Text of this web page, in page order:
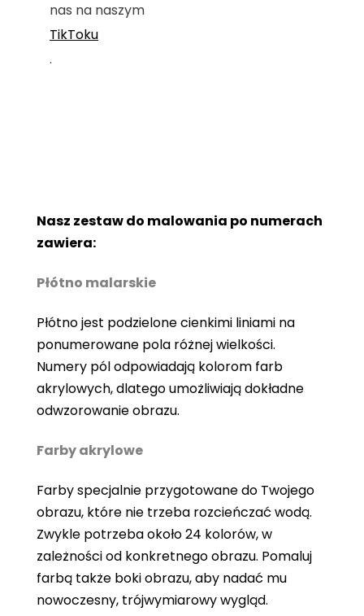
nas na naszym
TikToku
.
Nasz zestaw do malowania po numerach
zawiera:
Płótno malarskie
Płótno jest podzielone cienkimi liniami na
ponumerowane pola różnej wielkości.
Numery pól odpowiadają kolorom farb
akrylowych, dlatego umożliwiają dokładne
odwzorowanie obrazu.
Farby akrylowe
Farby specjalnie przygotowane do Twojego
obrazu, które nie trzeba rozcieńczać wodą.
Zwykle potrzeba około 24 kolorów, w
zależności od konkretnego obrazu. Pomaluj
farbą także boki obrazu, aby nadać mu
nowoczesny, trójwymiarowy wygląd.